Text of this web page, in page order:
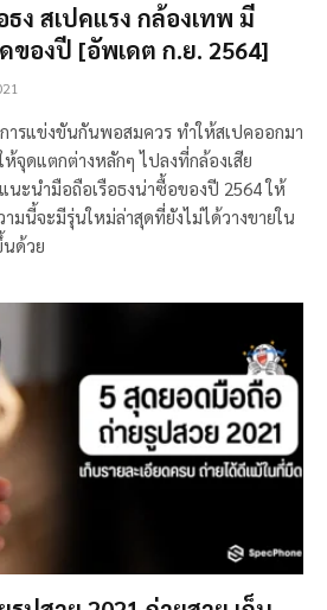
ง สเปคแรง กล้องเทพ มี
ของปี [อัพเดต ก.ย. 2564]
ารแข่งขันกันพอสมควร ทำให้สเปคออกมา
จุดแตกต่างหลักๆ ไปลงที่กล้องเสีย
นะนำมือถือเรือธงน่าซื้อของปี 2564 ให้
นี้จะมีรุ่นใหม่ล่าสุดที่ยังไม่ได้วางขายใน
ด้วย